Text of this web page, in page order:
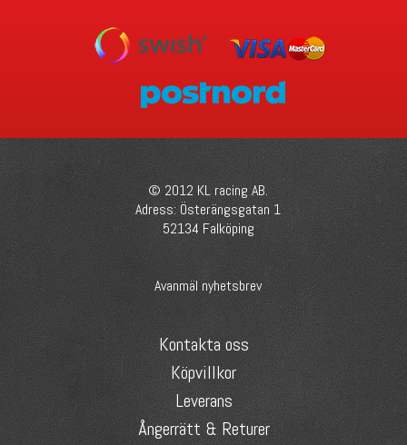
© 2012 KL racing AB.
Adress: Österängsgatan 1
52134 Falköping
Avanmäl nyhetsbrev
Kontakta oss
Köpvillkor
Leverans
Ångerrätt & Returer